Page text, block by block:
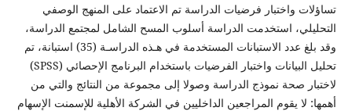
تساؤلات واختبار فرضيات الدراسة تم الاعتماد على المنهج الوصفي
التحليلي، استخدمت الدراسة أسلوب المسح الشامل لمجتمع الدراسة،
وقد بلغ عدد الاستبانات المستخدمة في هـذه الدراسـة (35) استبانة، تم
تحليل البيانات واختبار الفرضيات باستخدام البرنامج الإحصائي (SPSS)
لاختبار صحة نموذج الدراسة وصولا إلى مجموعة من النتائج والتي من
أهمها: لا يقوم المراجعين الداخليين في الشركة الأهلية للإسمنت الإسهام